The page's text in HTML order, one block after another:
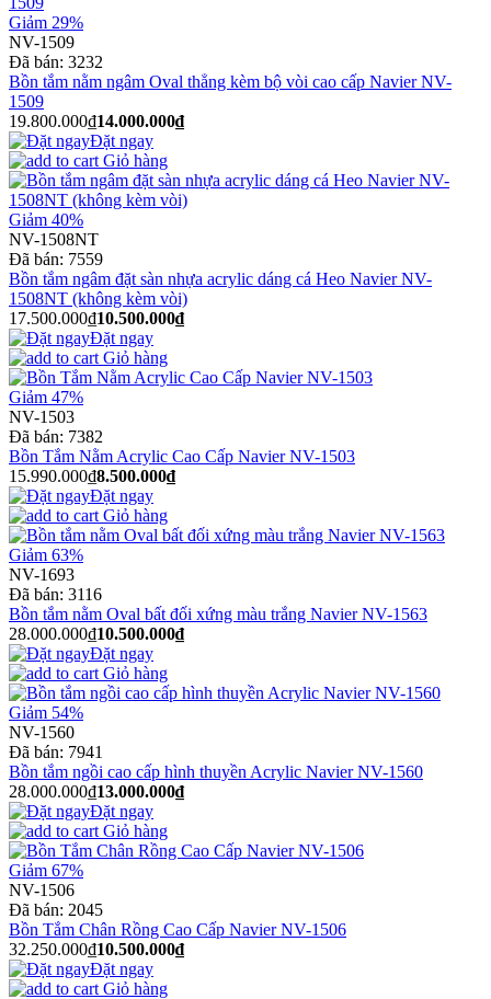
Giảm 29%
NV-1509
Đã bán: 3232
Bồn tắm nằm ngâm Oval thẳng kèm bộ vòi cao cấp Navier NV-
1509
19.800.000₫14.000.000₫
Đặt ngay
Giỏ hàng
Giảm 40%
NV-1508NT
Đã bán: 7559
Bồn tắm ngâm đặt sàn nhựa acrylic dáng cá Heo Navier NV-
1508NT (không kèm vòi)
17.500.000₫10.500.000₫
Đặt ngay
Giỏ hàng
Giảm 47%
NV-1503
Đã bán: 7382
Bồn Tắm Nằm Acrylic Cao Cấp Navier NV-1503
15.990.000₫8.500.000₫
Đặt ngay
Giỏ hàng
Giảm 63%
NV-1693
Đã bán: 3116
Bồn tắm nằm Oval bất đối xứng màu trắng Navier NV-1563
28.000.000₫10.500.000₫
Đặt ngay
Giỏ hàng
Giảm 54%
NV-1560
Đã bán: 7941
Bồn tắm ngồi cao cấp hình thuyền Acrylic Navier NV-1560
28.000.000₫13.000.000₫
Đặt ngay
Giỏ hàng
Giảm 67%
NV-1506
Đã bán: 2045
Bồn Tắm Chân Rồng Cao Cấp Navier NV-1506
32.250.000₫10.500.000₫
Đặt ngay
Giỏ hàng